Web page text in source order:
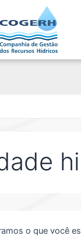
o que você